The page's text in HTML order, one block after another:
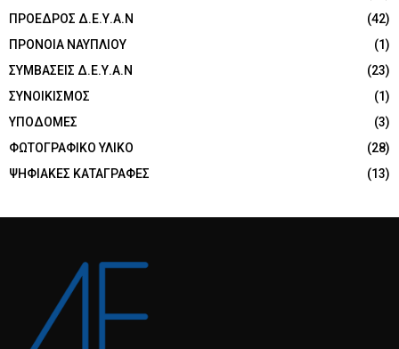
ΠΡΟΕΔΡΟΣ Δ.Ε.Υ.Α.Ν
(42)
ΠΡΟΝΟΙΑ ΝΑΥΠΛΙΟΥ
(1)
ΣΥΜΒΑΣΕΙΣ Δ.Ε.Υ.Α.Ν
(23)
ΣΥΝΟΙΚΙΣΜΟΣ
(1)
ΥΠΟΔΟΜΕΣ
(3)
ΦΩΤΟΓΡΑΦΙΚΟ ΥΛΙΚΟ
(28)
ΨΗΦΙΑΚΕΣ ΚΑΤΑΓΡΑΦΕΣ
(13)